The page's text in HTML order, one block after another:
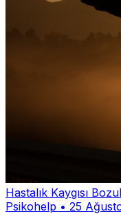
Hastalık Kaygısı
Psikohelp • 25